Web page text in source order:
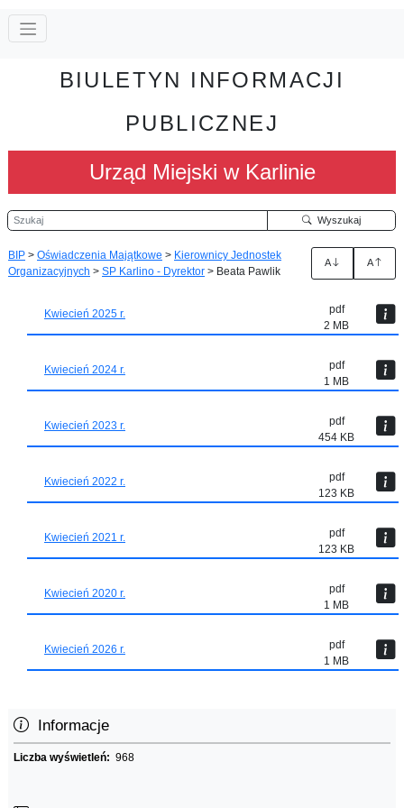
BIULETYN INFORMACJI
PUBLICZNEJ
Urząd Miejski w Karlinie
Szukaj Wyszukaj
BIP > Oświadczenia Majątkowe > Kierownicy Jednostek
Organizacyjnych > SP Karlino - Dyrektor > Beata Pawlik
A A
Kwiecień 2025 r.
pdf
2 MB
Kwiecień 2024 r.
pdf
1 MB
Kwiecień 2023 r.
pdf
454 KB
Kwiecień 2022 r.
pdf
123 KB
Kwiecień 2021 r.
pdf
123 KB
Kwiecień 2020 r.
pdf
1 MB
Kwiecień 2026 r.
pdf
1 MB
Informacje
Liczba wyświetleń: 968